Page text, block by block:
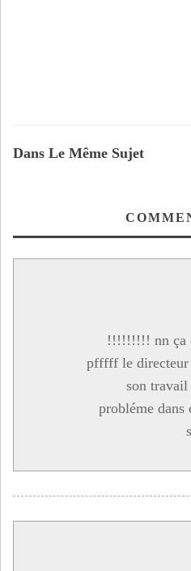
Dans Le Même Sujet
nn ça
pfffff le
son
probléme dans